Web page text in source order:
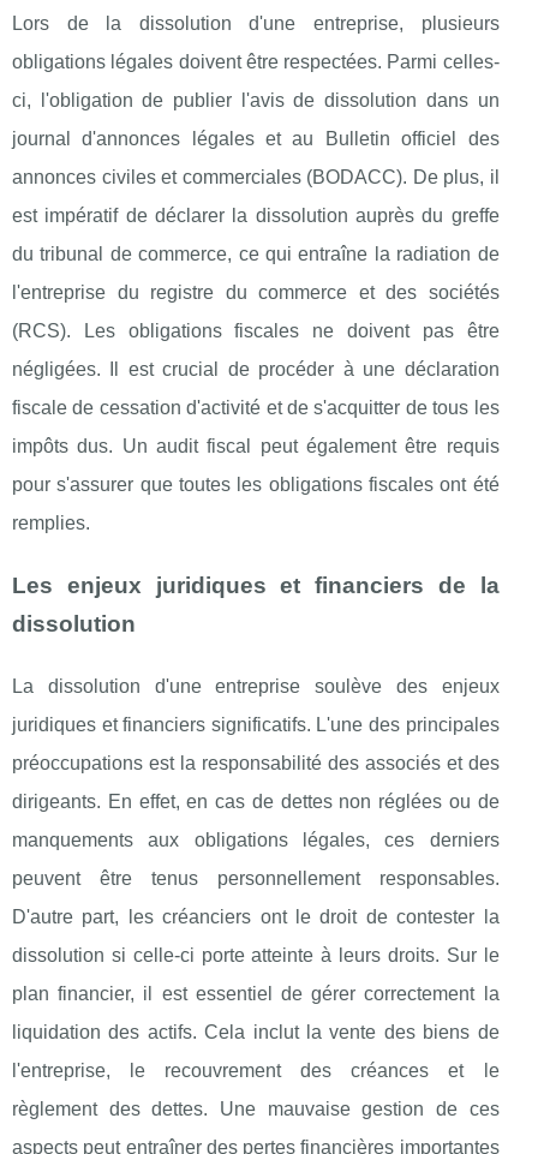
Lors de la dissolution d'une entreprise, plusieurs
obligations légales doivent être respectées. Parmi celles-
ci, l'obligation de publier l'avis de dissolution dans un
journal d'annonces légales et au Bulletin officiel des
annonces civiles et commerciales (BODACC). De plus, il
est impératif de déclarer la dissolution auprès du greffe
du tribunal de commerce, ce qui entraîne la radiation de
l'entreprise du registre du commerce et des sociétés
(RCS). Les obligations fiscales ne doivent pas être
négligées. Il est crucial de procéder à une déclaration
fiscale de cessation d'activité et de s'acquitter de tous les
impôts dus. Un audit fiscal peut également être requis
pour s'assurer que toutes les obligations fiscales ont été
remplies.
Les enjeux juridiques et financiers de la
dissolution
La dissolution d'une entreprise soulève des enjeux
juridiques et financiers significatifs. L'une des principales
préoccupations est la responsabilité des associés et des
dirigeants. En effet, en cas de dettes non réglées ou de
manquements aux obligations légales, ces derniers
peuvent être tenus personnellement responsables.
D'autre part, les créanciers ont le droit de contester la
dissolution si celle-ci porte atteinte à leurs droits. Sur le
plan financier, il est essentiel de gérer correctement la
liquidation des actifs. Cela inclut la vente des biens de
l'entreprise, le recouvrement des créances et le
règlement des dettes. Une mauvaise gestion de ces
aspects peut entraîner des pertes financières importantes